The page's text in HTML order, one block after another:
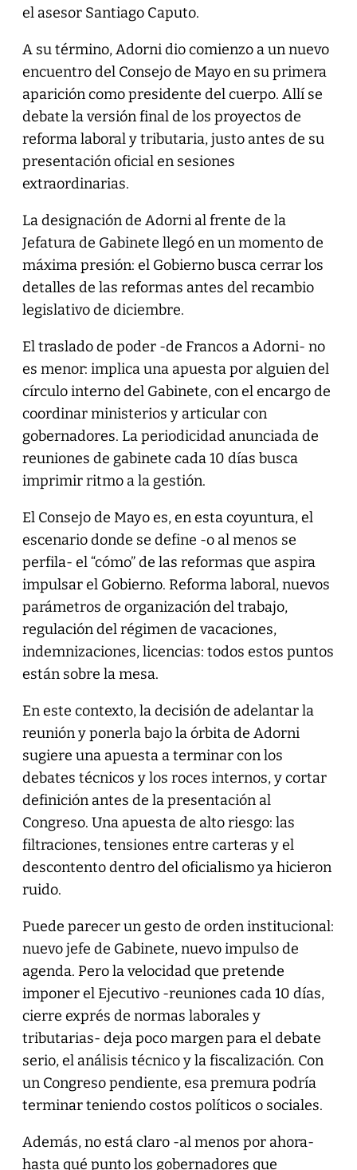
el asesor Santiago Caputo.
A su término, Adorni dio comienzo a un nuevo
encuentro del Consejo de Mayo en su primera
aparición como presidente del cuerpo. Allí se
debate la versión final de los proyectos de
reforma laboral y tributaria, justo antes de su
presentación oficial en sesiones
extraordinarias.
La designación de Adorni al frente de la
Jefatura de Gabinete llegó en un momento de
máxima presión: el Gobierno busca cerrar los
detalles de las reformas antes del recambio
legislativo de diciembre.
El traslado de poder -de Francos a Adorni- no
es menor: implica una apuesta por alguien del
círculo interno del Gabinete, con el encargo de
coordinar ministerios y articular con
gobernadores. La periodicidad anunciada de
reuniones de gabinete cada 10 días busca
imprimir ritmo a la gestión.
El Consejo de Mayo es, en esta coyuntura, el
escenario donde se define -o al menos se
perfila- el “cómo” de las reformas que aspira
impulsar el Gobierno. Reforma laboral, nuevos
parámetros de organización del trabajo,
regulación del régimen de vacaciones,
indemnizaciones, licencias: todos estos puntos
están sobre la mesa.
En este contexto, la decisión de adelantar la
reunión y ponerla bajo la órbita de Adorni
sugiere una apuesta a terminar con los
debates técnicos y los roces internos, y cortar
definición antes de la presentación al
Congreso. Una apuesta de alto riesgo: las
filtraciones, tensiones entre carteras y el
descontento dentro del oficialismo ya hicieron
ruido.
Puede parecer un gesto de orden institucional:
nuevo jefe de Gabinete, nuevo impulso de
agenda. Pero la velocidad que pretende
imponer el Ejecutivo -reuniones cada 10 días,
cierre exprés de normas laborales y
tributarias- deja poco margen para el debate
serio, el análisis técnico y la fiscalización. Con
un Congreso pendiente, esa premura podría
terminar teniendo costos políticos o sociales.
Además, no está claro -al menos por ahora-
hasta qué punto los gobernadores que